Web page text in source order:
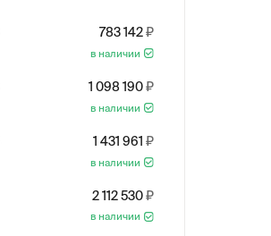
783 142
в наличии
1 098 190
в наличии
1 431 961
в наличии
2 112 530
в наличии